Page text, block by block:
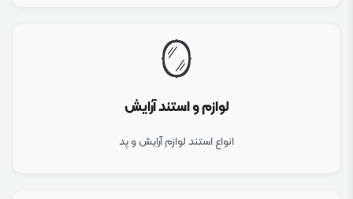
🪞
لوازم و استند آرایش
انواع استند لوازم آرایش و پد